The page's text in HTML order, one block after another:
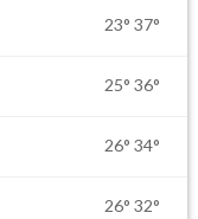
23° 37°
25° 36°
26° 34°
26° 32°